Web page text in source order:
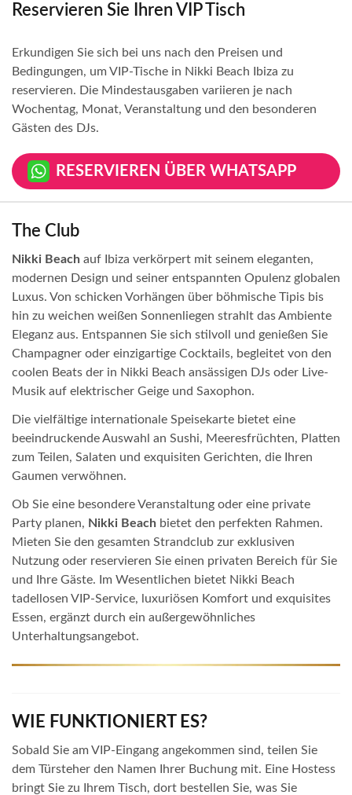
Reservieren Sie Ihren VIP Tisch
Erkundigen Sie sich bei uns nach den Preisen und
Bedingungen, um VIP-Tische in Nikki Beach Ibiza zu
reservieren. Die Mindestausgaben variieren je nach
Wochentag, Monat, Veranstaltung und den besonderen
Gästen des DJs.
RESERVIEREN ÜBER WHATSAPP
The Club
Nikki Beach auf Ibiza verkörpert mit seinem eleganten,
modernen Design und seiner entspannten Opulenz globalen
Luxus. Von schicken Vorhängen über böhmische Tipis bis
hin zu weichen weißen Sonnenliegen strahlt das Ambiente
Eleganz aus. Entspannen Sie sich stilvoll und genießen Sie
Champagner oder einzigartige Cocktails, begleitet von den
coolen Beats der in Nikki Beach ansässigen DJs oder Live-
Musik auf elektrischer Geige und Saxophon.
Die vielfältige internationale Speisekarte bietet eine
beeindruckende Auswahl an Sushi, Meeresfrüchten, Platten
zum Teilen, Salaten und exquisiten Gerichten, die Ihren
Gaumen verwöhnen.
Ob Sie eine besondere Veranstaltung oder eine private
Party planen, Nikki Beach bietet den perfekten Rahmen.
Mieten Sie den gesamten Strandclub zur exklusiven
Nutzung oder reservieren Sie einen privaten Bereich für Sie
und Ihre Gäste. Im Wesentlichen bietet Nikki Beach
tadellosen VIP-Service, luxuriösen Komfort und exquisites
Essen, ergänzt durch ein außergewöhnliches
Unterhaltungsangebot.
WIE FUNKTIONIERT ES?
Sobald Sie am VIP-Eingang angekommen sind, teilen Sie
dem Türsteher den Namen Ihrer Buchung mit. Eine Hostess
bringt Sie zu Ihrem Tisch, dort bestellen Sie, was Sie